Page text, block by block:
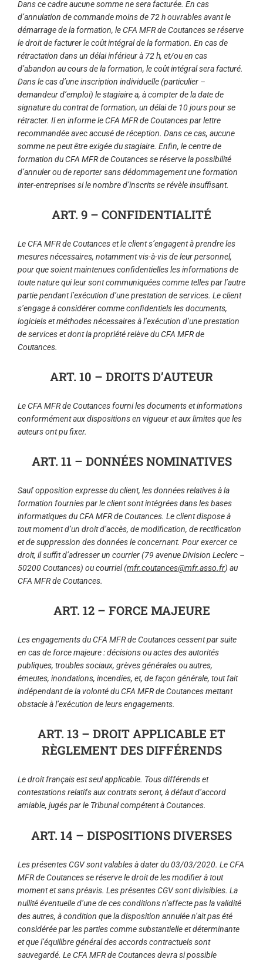
Dans ce cadre aucune somme ne sera facturée. En cas
d’annulation de commande moins de 72 h ouvrables avant le
démarrage de la formation, le CFA MFR de Coutances se réserve
le droit de facturer le coût intégral de la formation. En cas de
rétractation dans un délai inférieur à 72 h, et/ou en cas
d’abandon au cours de la formation, le coût intégral sera facturé.
Dans le cas d’une inscription individuelle (particulier –
demandeur d’emploi) le stagiaire a, à compter de la date de
signature du contrat de formation, un délai de 10 jours pour se
rétracter. Il en informe le CFA MFR de Coutances par lettre
recommandée avec accusé de réception. Dans ce cas, aucune
somme ne peut être exigée du stagiaire. Enfin, le centre de
formation du CFA MFR de Coutances se réserve la possibilité
d’annuler ou de reporter sans dédommagement une formation
inter-entreprises si le nombre d’inscrits se révèle insuffisant.
ART. 9 – CONFIDENTIALITÉ
Le CFA MFR de Coutances et le client s’engagent à prendre les
mesures nécessaires, notamment vis-à-vis de leur personnel,
pour que soient maintenues confidentielles les informations de
toute nature qui leur sont communiquées comme telles par l’autre
partie pendant l’exécution d’une prestation de services. Le client
s’engage à considérer comme confidentiels les documents,
logiciels et méthodes nécessaires à l’exécution d’une prestation
de services et dont la propriété relève du CFA MFR de
Coutances.
ART. 10 – DROITS D’AUTEUR
Le CFA MFR de Coutances fourni les documents et informations
conformément aux dispositions en vigueur et aux limites que les
auteurs ont pu fixer.
ART. 11 – DONNÉES NOMINATIVES
Sauf opposition expresse du client, les données relatives à la
formation fournies par le client sont intégrées dans les bases
informatiques du CFA MFR de Coutances. Le client dispose à
tout moment d’un droit d’accès, de modification, de rectification
et de suppression des données le concernant. Pour exercer ce
droit, il suffit d’adresser un courrier (79 avenue Division Leclerc –
50200 Coutances) ou courriel (mfr.coutances@mfr.asso.fr) au
CFA MFR de Coutances.
ART. 12 – FORCE MAJEURE
Les engagements du CFA MFR de Coutances cessent par suite
en cas de force majeure : décisions ou actes des autorités
publiques, troubles sociaux, grèves générales ou autres,
émeutes, inondations, incendies, et, de façon générale, tout fait
indépendant de la volonté du CFA MFR de Coutances mettant
obstacle à l’exécution de leurs engagements.
ART. 13 – DROIT APPLICABLE ET
RÈGLEMENT DES DIFFÉRENDS
Le droit français est seul applicable. Tous différends et
contestations relatifs aux contrats seront, à défaut d’accord
amiable, jugés par le Tribunal compétent à Coutances.
ART. 14 – DISPOSITIONS DIVERSES
Les présentes CGV sont valables à dater du 03/03/2020. Le CFA
MFR de Coutances se réserve le droit de les modifier à tout
moment et sans préavis. Les présentes CGV sont divisibles. La
nullité éventuelle d’une de ces conditions n’affecte pas la validité
des autres, à condition que la disposition annulée n’ait pas été
considérée par les parties comme substantielle et déterminante
et que l’équilibre général des accords contractuels sont
sauvegardé. Le CFA MFR de Coutances devra si possible